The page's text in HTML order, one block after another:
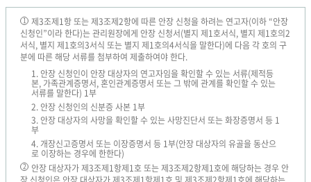
1 제3조제1항 또는 제3조제2항에 따른 안장 신청을 하려는 연고자(이하 “안장
신청인”이라 한다)는 관리원장에게 안장 신청서(별지 제1호서식, 별지 제1호의2
서식, 별지 제1호의3서식 또는 별지 제1호의4서식을 말한다)에 다음 각 호의 구
분에 따른 해당 서류를 첨부하여 제출하여야 한다.
1. 안장 신청인이 안장 대상자의 연고자임을 확인할 수 있는 서류(제적등
본, 가족관계증명서, 혼인관계증명서 또는 그 밖에 관계를 확인할 수 있는
서류를 말한다) 1부
2. 안장 신청인의 신분증 사본 1부
3. 안장 대상자의 사망을 확인할 수 있는 사망진단서 또는 화장증명서 등 1
부
4. 개장신고증명서 또는 이장증명서 등 1부(안장 대상자의 유골을 동산으
로 이장하는 경우에 한한다)
2
안장 대상자가 제3조제1항제1호 또는 제3조제2항제1호에 해당하는 경우 안